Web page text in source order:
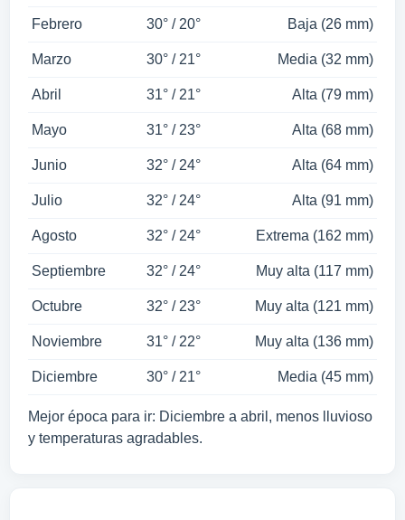
Febrero 30° / 20° Baja (26 mm)
Marzo 30° / 21° Media (32 mm)
Abril 31° / 21° Alta (79 mm)
Mayo 31° / 23° Alta (68 mm)
Junio 32° / 24° Alta (64 mm)
Julio 32° / 24° Alta (91 mm)
Agosto 32° / 24° Extrema (162 mm)
Septiembre 32° / 24° Muy alta (117 mm)
Octubre 32° / 23° Muy alta (121 mm)
Noviembre 31° / 22° Muy alta (136 mm)
Diciembre 30° / 21° Media (45 mm)
Mejor época para ir: Diciembre a abril, menos lluvioso
y temperaturas agradables.